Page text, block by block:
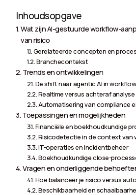
Inhoudsopgave
Wat zijn AI-gestuurde workflow-
van risico
Gerelateerde concepten en
Branchecontekst
Trends en ontwikkelingen
De shift naar agentic AI in
Realtime versus achteraf analyse
Automatisering van compliance
Toepassingen en mogelijkheden
Financiële en boekhoudkundige
Risicodetectie in de context van
IT-operaties en incidentbeheer
Boekhoudkundige close-
Vragen en onderliggende
Hoe balanceer je risico versus
Beschikbaarheid en